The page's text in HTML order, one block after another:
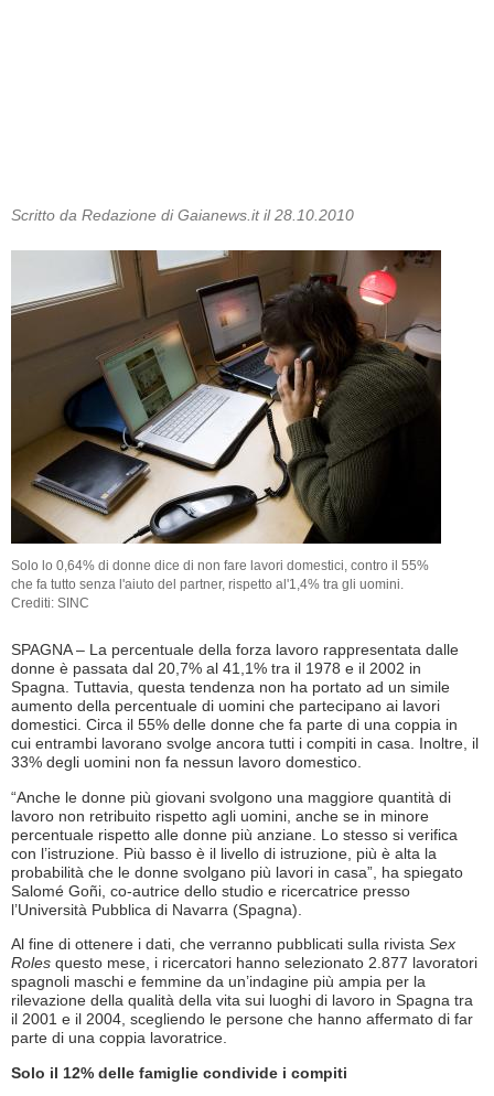
Scritto da Redazione di Gaianews.it il 28.10.2010
Solo lo 0,64% di donne dice di non fare lavori domestici, contro il 55%
che fa tutto senza l'aiuto del partner, rispetto al'1,4% tra gli uomini.
Crediti: SINC
SPAGNA – La percentuale della forza lavoro rappresentata dalle
donne è passata dal 20,7% al 41,1% tra il 1978 e il 2002 in
Spagna. Tuttavia, questa tendenza non ha portato ad un simile
aumento della percentuale di uomini che partecipano ai lavori
domestici. Circa il 55% delle donne che fa parte di una coppia in
cui entrambi lavorano svolge ancora tutti i compiti in casa. Inoltre, il
33% degli uomini non fa nessun lavoro domestico.
“Anche le donne più giovani svolgono una maggiore quantità di
lavoro non retribuito rispetto agli uomini, anche se in minore
percentuale rispetto alle donne più anziane. Lo stesso si verifica
con l’istruzione. Più basso è il livello di istruzione, più è alta la
probabilità che le donne svolgano più lavori in casa”, ha spiegato
Salomé Goñi, co-autrice dello studio e ricercatrice presso
l’Università Pubblica di Navarra (Spagna).
Al fine di ottenere i dati, che verranno pubblicati sulla rivista Sex
Roles questo mese, i ricercatori hanno selezionato 2.877 lavoratori
spagnoli maschi e femmine da un’indagine più ampia per la
rilevazione della qualità della vita sui luoghi di lavoro in Spagna tra
il 2001 e il 2004, scegliendo le persone che hanno affermato di far
parte di una coppia lavoratrice.
Solo il 12% delle famiglie condivide i compiti